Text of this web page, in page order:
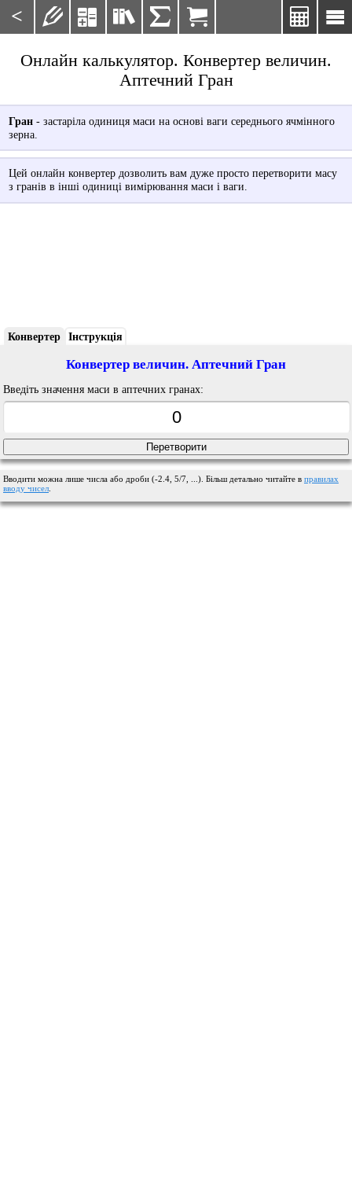
< 

    
Онлайн калькулятор. Конвертер величин.
Аптечний Гран
Гран- застаріла одиниця маси на основі ваги середнього ячмінного
зерна.
Цей онлайн конвертер дозволить вам дуже просто перетворити масу
з гранів в інші одиниці вимірювання маси і ваги.
Конвертер Інструкція
Конвертер величин. Аптечний Гран
Введіть значення маси в аптечних гранах:
Вводити можна лише числа або дроби (-2.4, 5/7, ...). Більш детально читайте в правилах
вводу чисел